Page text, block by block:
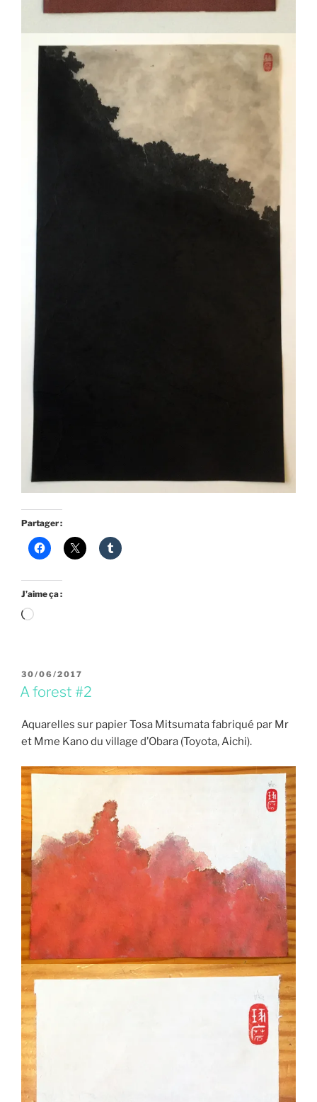
Partager :
J’aime ça :
Chargement…
PUBLIÉ
LE
30/06/2017
A forest #2
Aquarelles sur papier Tosa Mitsumata fabriqué par Mr
et Mme Kano du village d’Obara (Toyota, Aichi).